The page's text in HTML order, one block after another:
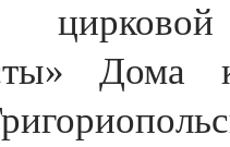
цирковой
Дома